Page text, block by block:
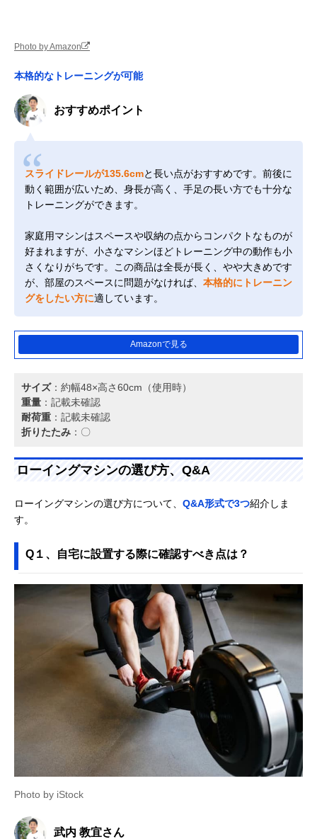
Photo by Amazon
本格的なトレーニングが可能
おすすめポイント
スライドレールが135.6cmと長い点がおすすめです。前後に
動く範囲が広いため、身長が高く、手足の長い方でも十分な
トレーニングができます。
家庭用マシンはスペースや収納の点からコンパクトなものが
好まれますが、小さなマシンほどトレーニング中の動作も小
さくなりがちです。この商品は全長が長く、やや大きめです
が、部屋のスペースに問題がなければ、 本格的にトレーニン
グをしたい方に適しています。
Amazonで見る
サイズ：約幅48×高さ60cm（使用時）
重量 ：記載未確認
耐荷重 ：記載未確認
折りたたみ ：〇
ローイングマシンの選び方、Q&A
ローイングマシンの選び方について、 Q&A形式で3つ紹介しま
す。
Q１、自宅に設置する際に確認すべき点は？
Photo by iStock
武内 教宜さん